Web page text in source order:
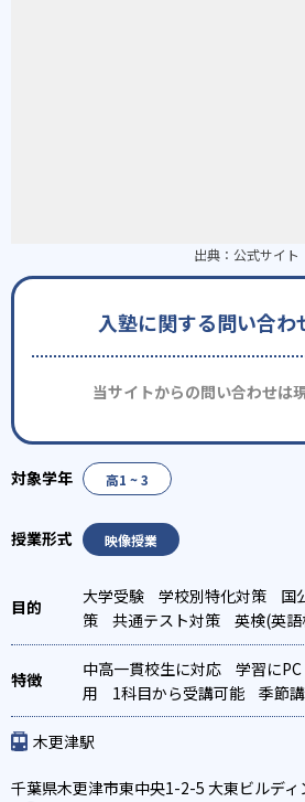
出典： 公式サイト
入塾に関する問い合わ
当サイトからの問い合わせは
高1 ~ 3
映像授業
大学受験 学校別特化対策 国
策
共通テスト対策 英検(英
定対策
中高一貫校生に対応
学習に
用
1科目から受講可能 季節
木更津駅
千葉県木更津市東中央1-2-5 大東ビルディ